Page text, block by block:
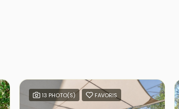
13 PHOTO(S) FAVORIS